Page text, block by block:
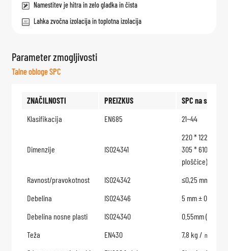
Namestitev je hitra in zelo gladka in čista
Lahka zvočna izolacija in toplotna izolacija
Parameter zmogljivosti
Talne obloge SPC
ZNAČILNOSTI PREIZKUS
SPC na spletu
Klasifikacija
EN685 21~44
Dimenzije ISO24341
220 * 1220 mm
305 * 610 mm
ploščice)
Ravnost/pravokotnost
ISO24342
≤0,25 mm
Debelina
ISO24346
5 mm ± 0,13 mm
Debelina nosne plasti
ISO24340
0.55mm
Teža
EN430
7,8 kg / ㎡